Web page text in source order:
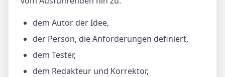
dem Autor der Idee,
der Person, die Anforderungen definiert,
dem Tester,
dem Redakteur und Korrektor,